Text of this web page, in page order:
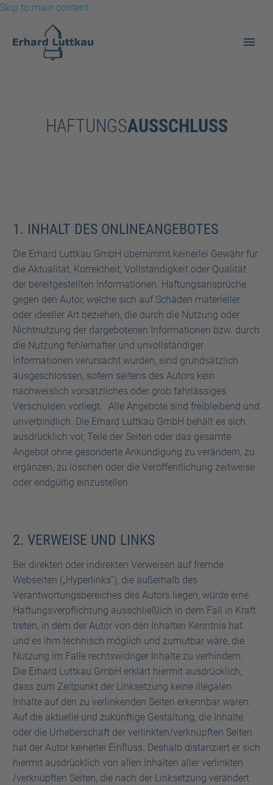
Skip to main content
HAFTUNGSAUSSCHLUSS
1. INHALT DES ONLINEANGEBOTES
Die Erhard Luttkau GmbH übernimmt keinerlei Gewähr für
die Aktualität, Korrektheit, Vollständigkeit oder Qualität
der bereitgestellten Informationen. Haftungsansprüche
gegen den Autor, welche sich auf Schäden materieller
oder ideeller Art beziehen, die durch die Nutzung oder
Nichtnutzung der dargebotenen Informationen bzw. durch
die Nutzung fehlerhafter und unvollständiger
Informationen verursacht wurden, sind grundsätzlich
ausgeschlossen, sofern seitens des Autors kein
nachweislich vorsätzliches oder grob fahrlässiges
Verschulden vorliegt. Alle Angebote sind freibleibend und
unverbindlich. Die Erhard Luttkau GmbH behält es sich
ausdrücklich vor, Teile der Seiten oder das gesamte
Angebot ohne gesonderte Ankündigung zu verändern, zu
ergänzen, zu löschen oder die Veröffentlichung zeitweise
oder endgültig einzustellen.
2. VERWEISE UND LINKS
Bei direkten oder indirekten Verweisen auf fremde
Webseiten („Hyperlinks“), die außerhalb des
Verantwortungsbereiches des Autors liegen, würde eine
Haftungsverpflichtung ausschließlich in dem Fall in Kraft
treten, in dem der Autor von den Inhalten Kenntnis hat
und es ihm technisch möglich und zumutbar wäre, die
Nutzung im Falle rechtswidriger Inhalte zu verhindern.
Die Erhard Luttkau GmbH erklärt hiermit ausdrücklich,
dass zum Zeitpunkt der Linksetzung keine illegalen
Inhalte auf den zu verlinkenden Seiten erkennbar waren.
Auf die aktuelle und zukünftige Gestaltung, die Inhalte
oder die Urheberschaft der verlinkten/verknüpften Seiten
hat der Autor keinerlei Einfluss. Deshalb distanziert er sich
hiermit ausdrücklich von allen Inhalten aller verlinkten
/verknüpften Seiten, die nach der Linksetzung verändert